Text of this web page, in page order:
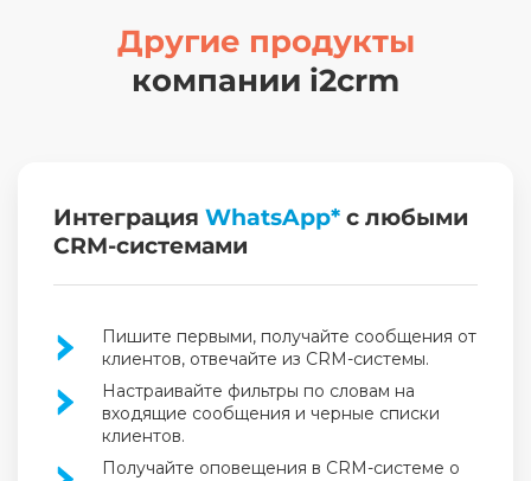
Другие продукты
компании i2crm
Интеграция WhatsApp* с любыми
CRM-системами
Пишите первыми, получайте сообщения от
клиентов, отвечайте из CRM-системы.
Настраивайте фильтры по словам на
входящие сообщения и черные списки
клиентов.
Получайте оповещения в CRM-системе о